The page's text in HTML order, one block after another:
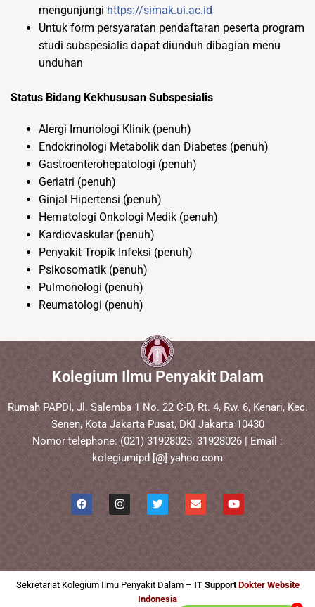
mengunjungi https://simak.ui.ac.id
Untuk form persyaratan pendaftaran peserta program
studi subspesialis dapat diunduh dibagian menu
unduhan
Status Bidang Kekhususan Subspesialis
Alergi Imunologi Klinik (penuh)
Endokrinologi Metabolik dan Diabetes (penuh)
Gastroenterohepatologi (penuh)
Geriatri (penuh)
Ginjal Hipertensi (penuh)
Hematologi Onkologi Medik (penuh)
Kardiovaskular (penuh)
Penyakit Tropik Infeksi (penuh)
Psikosomatik (penuh)
Pulmonologi (penuh)
Reumatologi (penuh)
Kolegium Ilmu Penyakit Dalam
Rumah PAPDI, Jl. Salemba 1 No. 22 C-D, Rt. 4, Rw. 6, Kenari, Kec.
Senen, Kota Jakarta Pusat, DKI Jakarta 10430
Nomor telephone: (021) 31928025, 31928026 | Email :
kolegiumipd [@] yahoo.com
Sekretariat Kolegium Ilmu Penyakit Dalam – IT Support Dokter Website
Indonesia